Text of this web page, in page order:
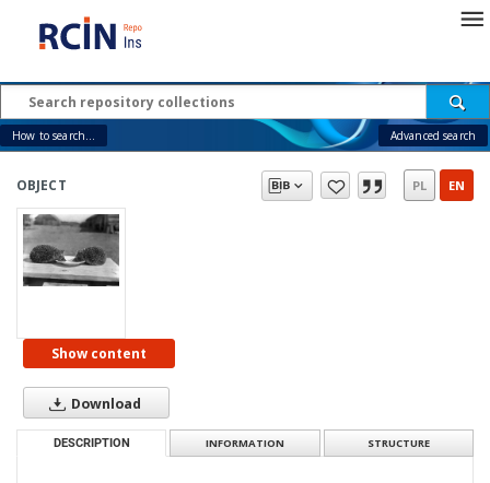
How to search... Advanced search
OBJECT PL EN
Show content
Download
DESCRIPTION INFORMATION STRUCTURE